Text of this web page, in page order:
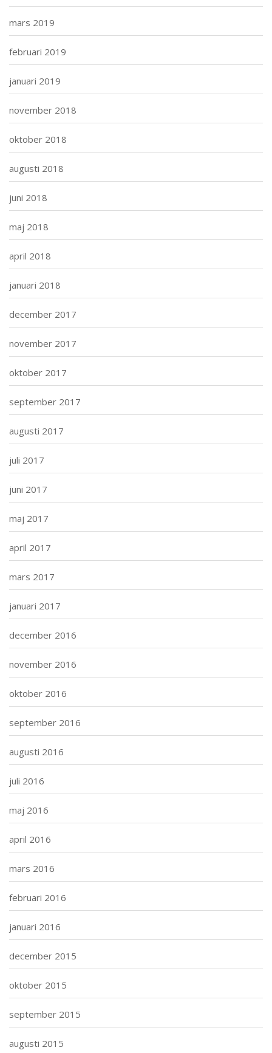
mars 2019
februari 2019
januari 2019
november 2018
oktober 2018
augusti 2018
juni 2018
maj 2018
april 2018
januari 2018
december 2017
november 2017
oktober 2017
september 2017
augusti 2017
juli 2017
juni 2017
maj 2017
april 2017
mars 2017
januari 2017
december 2016
november 2016
oktober 2016
september 2016
augusti 2016
juli 2016
maj 2016
april 2016
mars 2016
februari 2016
januari 2016
december 2015
oktober 2015
september 2015
augusti 2015